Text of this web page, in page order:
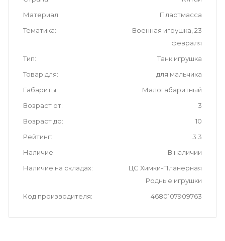
Материал
Пластмасса
Тематика
Военная игрушка, 23
февраля
Тип
Танк игрушка
Товар для
для мальчика
Габариты
Малогабаритный
Возраст от
3
Возраст до
10
Рейтинг
3.3
Наличие
В наличии
Наличие на складах
ЦС Химки-Планерная
Родные игрушки
Код производителя
4680107909763